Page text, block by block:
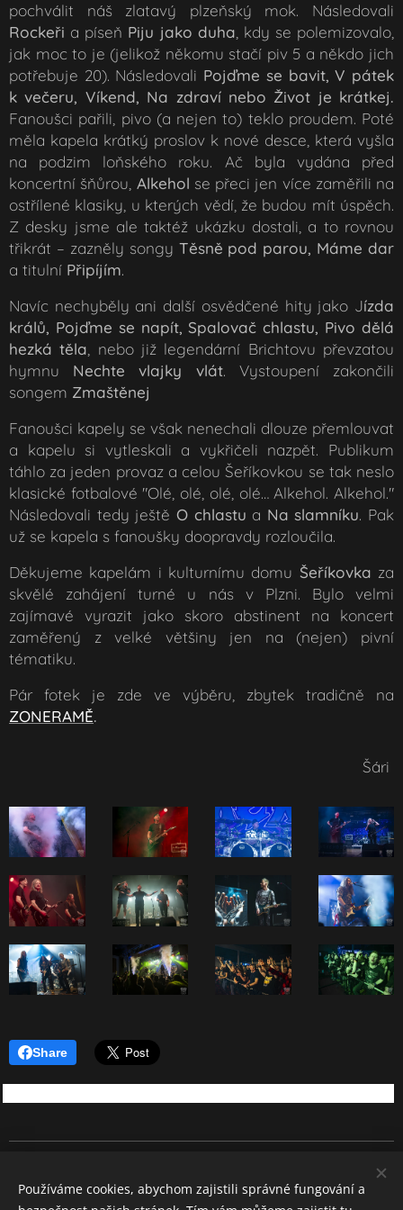
pochválit náš zlatavý plzeňský mok. Následovali
Rockeři a píseň Piju jako duha, kdy se polemizovalo,
jak moc to je (jelikož někomu stačí piv 5 a někdo jich
potřebuje 20). Následovali Pojďme se bavit, V pátek
k večeru, Víkend, Na zdravínebo Život je krátkej.
Fanoušci pařili, pivo (a nejen to) teklo proudem. Poté
měla kapela krátký proslov k nové desce, která vyšla
na podzim loňského roku. Ač byla vydána před
koncertní šňůrou, Alkehol se přeci jen více zaměřili na
ostřílené klasiky, u kterých vědí, že budou mít úspěch.
Z desky jsme ale taktéž ukázku dostali, a to rovnou
třikrát – zazněly songy Těsně pod parou, Máme dar
a titulní Připíjím.
Navíc nechyběly ani další osvědčené hity jako Jízda
králů, Pojďme se napít, Spalovač chlastu, Pivo dělá
hezká těla, nebo již legendární Brichtovu převzatou
hymnu Nechte vlajky vlát. Vystoupení zakončili
songem Zmaštěnej
Fanoušci kapely se však nenechali dlouze přemlouvat
a kapelu si vytleskali a vykřičeli nazpět. Publikum
táhlo za jeden provaz a celou Šeříkovkou se tak neslo
klasické fotbalové"Olé, olé, olé, olé… Alkehol. Alkehol."
Následovali tedy ještě O chlastu a Na slamníku. Pak
už se kapela s fanoušky doopravdy rozloučila.
Děkujeme kapelám i kulturnímu domu Šeříkovka za
skvělé zahájení turné u nás v Plzni. Bylo velmi
zajímavé vyrazit jako skoro abstinent na koncert
zaměřený z velké většiny jen na (nejen) pivní
tématiku.
Pár fotek je zde ve výběru, zbytek tradičně na
ZONERAMĚ.
Šári
Share
Všechna práva vyhrazena 2026
Používáme cookies, abychom zajistili správné fungování a